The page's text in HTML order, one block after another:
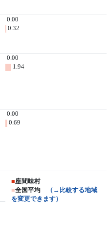
0.00
0.32
0.00
1.94
0.00
0.69
■座間味村
■全国平均
（→比較する地域
を変更できます）